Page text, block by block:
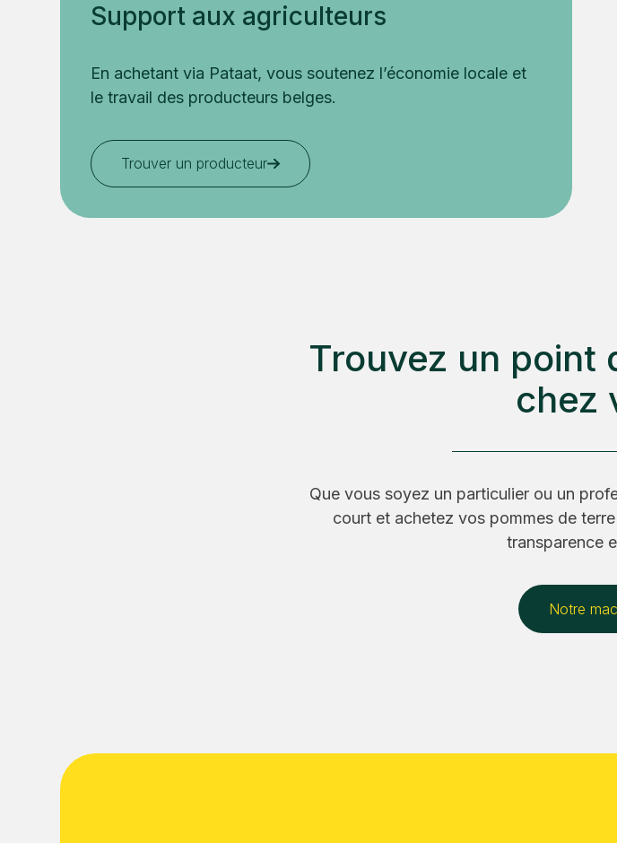
Support aux agriculteurs
En achetant via Pataat, vous soutenez l’économie locale et
le travail des producteurs belges.
Trouver un producteur
Trouvez un point
chez
Que vous soyez un particulier ou un
court et achetez vos pommes de
transparence
Notre